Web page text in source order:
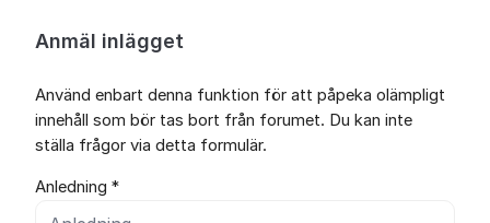
Anmäl inlägget
Använd enbart denna funktion för att påpeka olämpligt
innehåll som bör tas bort från forumet. Du kan inte
ställa frågor via detta formulär.
Anledning *